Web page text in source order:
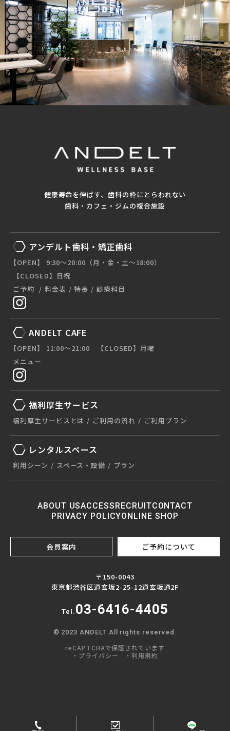
健康寿命を伸ばす、歯科の枠にとらわれない
歯科・カフェ・ジムの複合施設
アンデルト歯科・矯正歯科
【OPEN】 9:30〜20:00（月・金・土〜18:00）
【CLOSED】日祝
ご予約
料金表 特長 診療科目
ANDELT CAFE
【OPEN】 11:00〜21:00 【CLOSED】月曜
メニュー
福利厚生サービス
福利厚生サービスとは ご利用の流れ ご利用プラン
レンタルスペース
利用シーン スペース・設備 プラン
ABOUT USACCESSRECRUITCONTACT
PRIVACY POLICYONLINE SHOP
会員案内 ご予約について
〒150-0043
東京都渋谷区道玄坂2-25-12道玄坂通2F
Tel. 03-6416-4405
© 2023 ANDELT All rights reserved.
reCAPTCHAで保護されています
・プライバシー
・利用規約